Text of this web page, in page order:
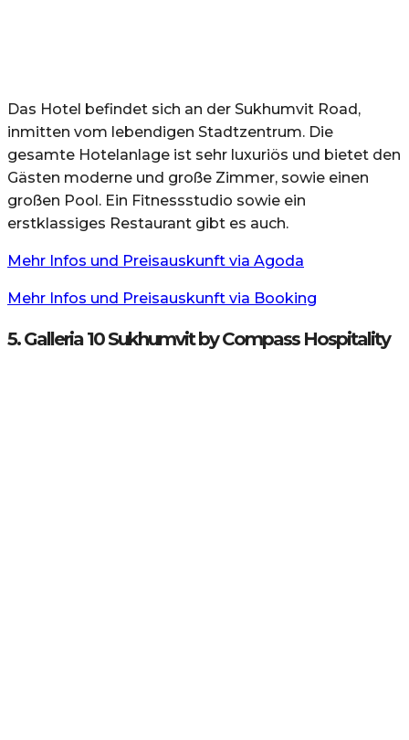
Das Hotel befindet sich an der Sukhumvit Road,
inmitten vom lebendigen Stadtzentrum. Die
gesamte Hotelanlage ist sehr luxuriös und bietet den
Gästen moderne und große Zimmer, sowie einen
großen Pool. Ein Fitnessstudio sowie ein
erstklassiges Restaurant gibt es auch.
Mehr Infos und Preisauskunft via Agoda
Mehr Infos und Preisauskunft via Booking
5. Galleria 10 Sukhumvit by Compass Hospitality